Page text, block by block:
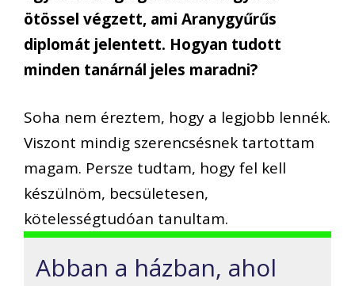
ötössel végzett, ami Aranygyűrűs
diplomát jelentett. Hogyan tudott
minden tanárnál jeles maradni?
Soha nem éreztem, hogy a legjobb lennék.
Viszont mindig szerencsésnek tartottam
magam. Persze tudtam, hogy fel kell
készülnöm, becsületesen,
kötelességtudóan tanultam.
Abban a házban, ahol